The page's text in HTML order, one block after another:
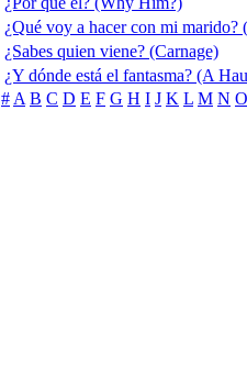
¿Qué voy a hacer con mi marido?
¿Sabes quien viene? (Carnage)
¿Y dónde está el fantasma? (A
# A B C D E F G H I J K L M N O